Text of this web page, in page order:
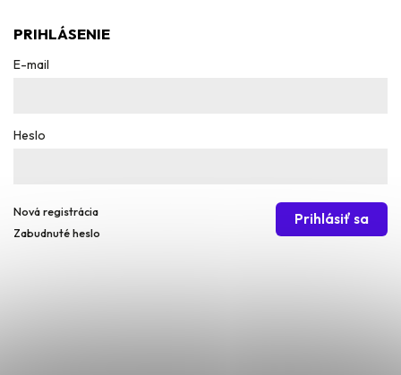
PRIHLÁSENIE
E-mail
Heslo
Prihlásiť sa
Nová registrácia
Zabudnuté heslo